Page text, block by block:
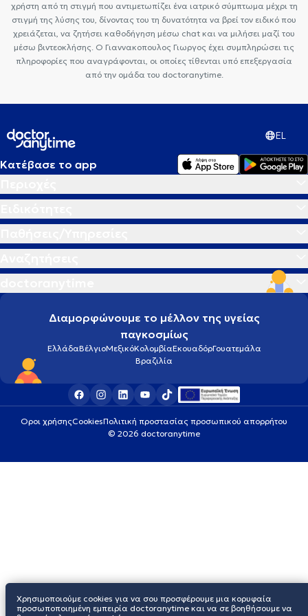
χρήστη από τη στιγμή που αντιμετωπίζει ένα ιατρικό σύμπτωμα μέχρι τη
στιγμή της λύσης του, δίνοντας του τη δυνατότητα να βρεί τον ειδικό που
χρειάζεται, να ζητήσει καθοδήγηση μέσω chat και να μιλήσει μαζί του
μέσω βιντεοκλήσης. Ο Γιαννακοπουλος Γιωργος έχει συμπληρώσει τις
πληροφορίες που αναγράφονται, οι οποίες τίθενται υπό επεξεργασία
από την ομάδα του doctoranytime.
EL
Κατέβασε το app
Διαμορφώνουμε το μέλλον της υγείας
παγκοσμίως
ΕλλάδαΒέλγιοΜεξικόΚολομβίαΕκουαδόρΓουατεμάλα
Βραζιλία
Οροι χρήσηςCookiesΠολιτική προστασίας προσωπικού απορρήτου
© 2026 doctoranytime
Χρησιμοποιούμε cookies για να σου προσφέρουμε μια κορυφαία
προσωποποιημένη εμπειρία doctoranytime και να σε βοηθήσουμε να